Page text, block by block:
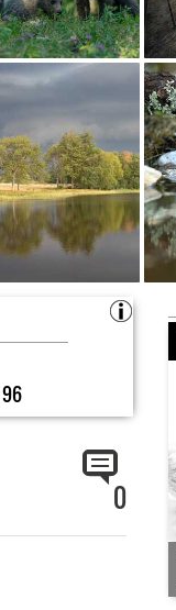
96
0